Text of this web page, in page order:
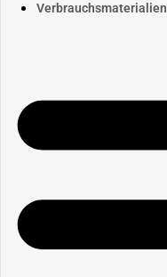
Verbrauchsmaterialien